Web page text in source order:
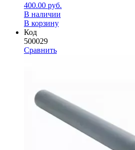
400.00 руб.
В наличии
В корзину
Код
500029
Сравнить